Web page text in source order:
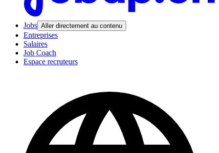
Jobs Aller directement au contenu
Entreprises
Salaires
Job Coach
Espace recruteurs